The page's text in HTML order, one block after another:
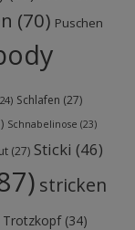
(70) Puschen
Schlafen (27)
Schnabelinose (23)
(27) Sticki (46)
stricken
Trotzkopf(34)